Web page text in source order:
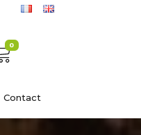
0
Contact